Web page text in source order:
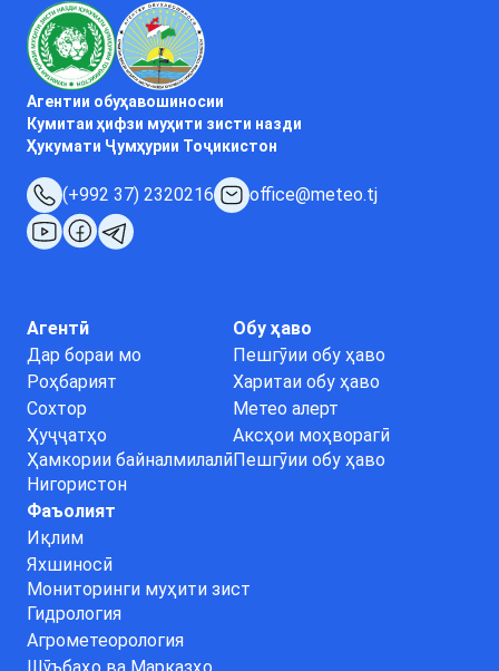
Агентии обуҳавошиносии
Кумитаи ҳифзи муҳити зисти назди
Ҳукумати Ҷумҳурии Тоҷикистон
(+992 37) 2320216 office@meteo.tj
Агентӣ
Дар бораи мо
Роҳбарият
Сохтор
Ҳуҷҷатҳо
Ҳамкории байналмилалӣ
Нигористон
Обу ҳаво
Пешгӯии обу ҳаво
Харитаи обу ҳаво
Метео алерт
Аксҳои моҳворагӣ
Пешгӯии обу ҳаво
Фаъолият
Иқлим
Яхшиносӣ
Мониторинги муҳити зист
Гидрология
Агрометеорология
Шӯъбаҳо ва Марказҳо